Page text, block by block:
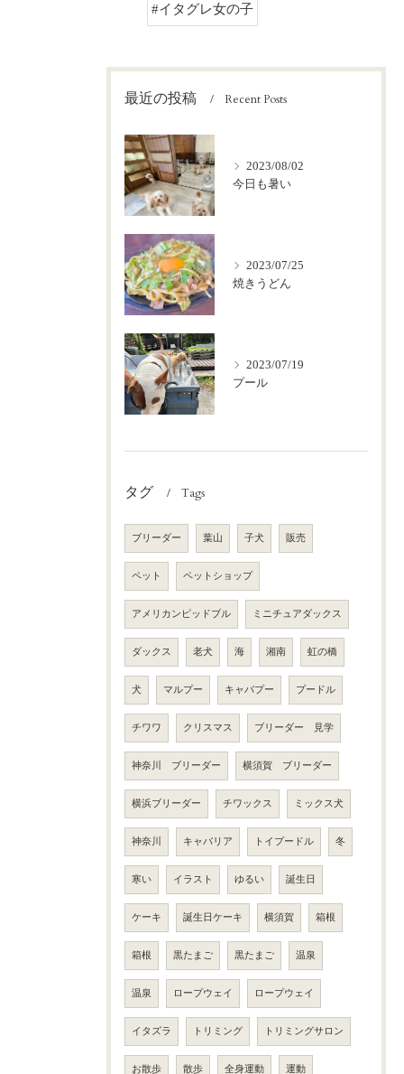
#イタグレ女の子
最近の投稿 Recent Posts
2023/08/02
今日も暑い
2023/07/25
焼きうどん
2023/07/19
プール
タグ Tags
ブリーダー 葉山 子犬 販売
ペット ペットショップ
アメリカンピッドブル ミニチュアダックス
ダックス 老犬 海 湘南 虹の橋
犬 マルプー キャバプー プードル
チワワ クリスマス ブリーダー 見学
神奈川 ブリーダー 横須賀 ブリーダー
横浜ブリーダー チワックス ミックス犬
神奈川 キャバリア トイプードル 冬
寒い イラスト ゆるい 誕生日
ケーキ 誕生日ケーキ 横須賀 箱根
箱根 黒たまご 黒たまご 温泉
温泉 ロープウェイ ロープウェイ
イタズラ トリミング トリミングサロン
お散歩 散歩 全身運動 運動